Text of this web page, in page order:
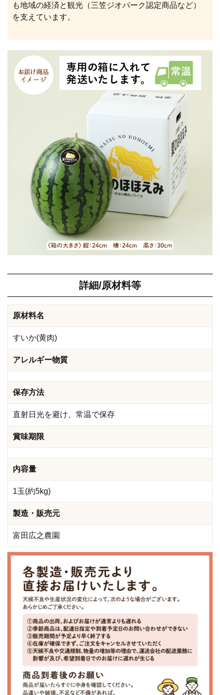
も地域の経済と観光（三笠ジオパーク認定商品など）
を支えています。
詳細/原材料等
原材料名
すいか(黄肉)
アレルギー物質
保存方法
直射日光を避け、常温で保存
賞味期限
内容量
1玉(約5kg)
製造・販売元
富田広之農園